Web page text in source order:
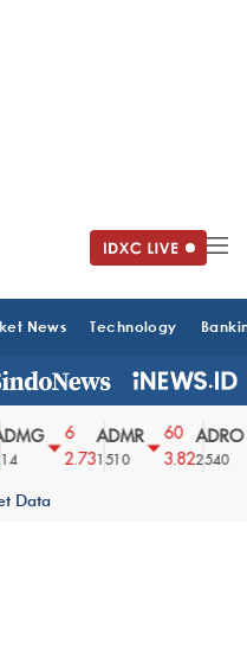
News Technology
6
2.73
ADMR
1510
60
3.82
ADRO
2540
Data